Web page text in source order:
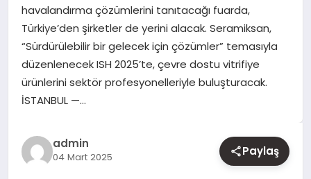
EĞITIM
havalandırma çözümlerini tanıtacağı fuarda,
Türkiye’den şirketler de yerini alacak. Seramiksan,
“Sürdürülebilir bir gelecek için çözümler” temasıyla
düzenlenecek ISH 2025’te, çevre dostu vitrifiye
ürünlerini sektör profesyonelleriyle buluşturacak.
İSTANBUL —…
admin
04 Mart 2025 Paylaş